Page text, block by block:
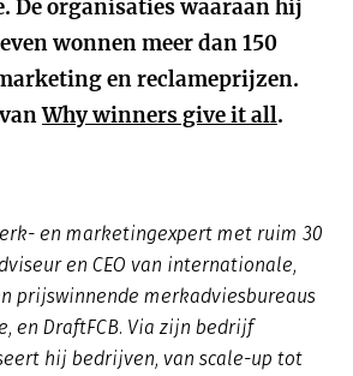
De organisaties waaraan hij
wonnen meer dan 150
en reclameprijzen.
Why winners give it all.
en marketingexpert met ruim 30
en CEO van internationale,
prijswinnende merkadviesbureaus
en DraftFCB. Via zijn bedrijf
hij bedrijven, van scale-up tot